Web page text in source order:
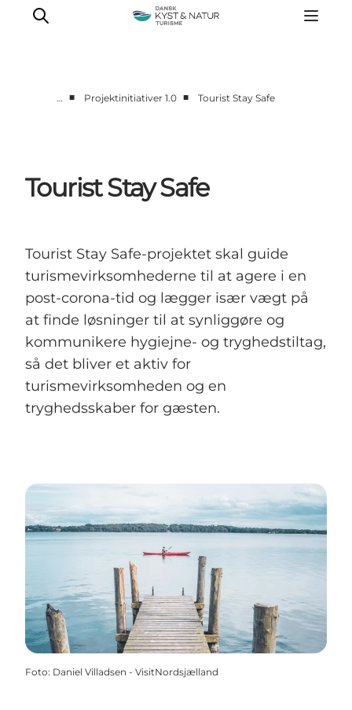
Projektinitiativer 2.0
… ■ Projektinitiativer 1.0 ■ Tourist Stay Safe
Tourist Stay Safe
Tourist Stay Safe-projektet skal guide
turismevirksomhederne til at agere i en
post-corona-tid og lægger især vægt på
at finde løsninger til at synliggøre og
kommunikere hygiejne- og tryghedstiltag,
så det bliver et aktiv for
turismevirksomheden og en
tryghedsskaber for gæsten.
Foto: Daniel Villadsen - VisitNordsjælland